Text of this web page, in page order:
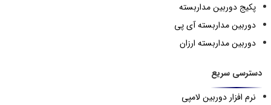
پکیج دوربین مداربسته
دوربین مداربسته آی پی
دوربین مداربسته ارزان
دسترسی سریع
نرم افزار دوربین لامپی